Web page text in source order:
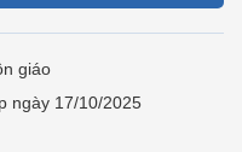
giáo
ngày 17/10/2025